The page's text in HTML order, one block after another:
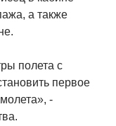
а также
полета с
первое
-